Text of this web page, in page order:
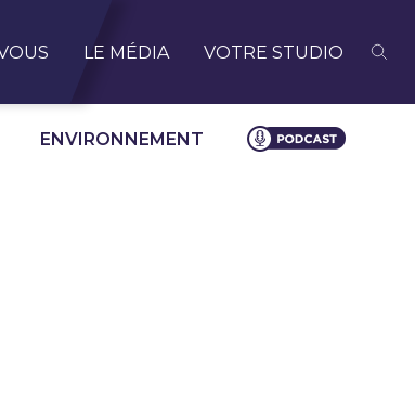
LE MÉDIA VOTRE STUDIO
ENVIRONNEMENT